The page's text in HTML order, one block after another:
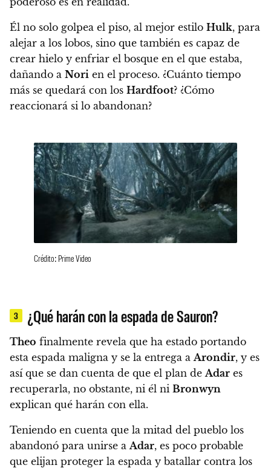
Él no solo golpea el piso, al mejor estilo Hulk, para
alejar a los lobos, sino que también es capaz de
crear hielo y enfriar el bosque en el que estaba,
dañando a Nori en el proceso. ¿Cuánto tiempo
más se quedará con los Hardfoot? ¿Cómo
reaccionará si lo abandonan?
Crédito: Prime Video
3 ¿Qué harán con la espada de Sauron?
Theo finalmente revela que ha estado portando
esta espada maligna y se la entrega a Arondir, y es
así que se dan cuenta de que el plan de Adar es
recuperarla, no obstante, ni él ni Bronwyn
explican qué harán con ella.
Teniendo en cuenta que la mitad del pueblo los
abandonó para unirse a Adar, es poco probable
que elijan proteger la espada y batallar contra los